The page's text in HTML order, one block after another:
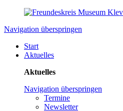
Navigation überspringen
Start
Aktuelles
Aktuelles
Navigation überspringen
Termine
Newsletter